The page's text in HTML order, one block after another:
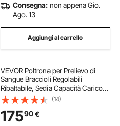
Consegna:non appena Gio.
Ago. 13
Aggiungi al carrello
VEVOR Poltrona per Prelievo di
Sangue Braccioli Regolabili
Ribaltabile, Sedia Capacità Carico
max. 181 kg, Sedia per Flebotomia
per Ospedali, Laboratori Cliniche,
Poltrona per Flebotomia
(14)
17590€